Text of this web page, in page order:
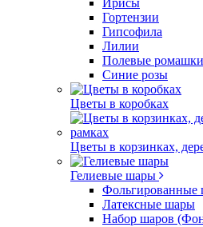
Ирисы
Гортензии
Гипсофила
Лилии
Полевые
Синие розы
Цветы в коробках
Цветы в корзинках,
Гелиевые шары
Фольгированные
Латексные шары
Набор шаров